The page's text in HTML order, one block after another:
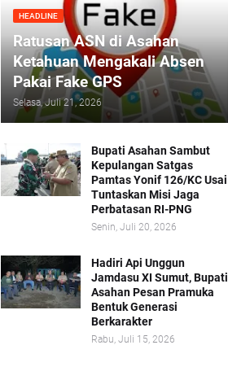
HEADLINE
Ratusan ASN di Asahan
Ketahuan Mengakali Absen
Pakai Fake GPS
Selasa, Juli 21, 2026
Bupati Asahan Sambut
Kepulangan Satgas
Pamtas Yonif 126/KC Usai
Tuntaskan Misi Jaga
Perbatasan RI-PNG
Senin, Juli 20, 2026
Hadiri Api Unggun
Jamdasu XI Sumut, Bupati
Asahan Pesan Pramuka
Bentuk Generasi
Berkarakter
Rabu, Juli 15, 2026